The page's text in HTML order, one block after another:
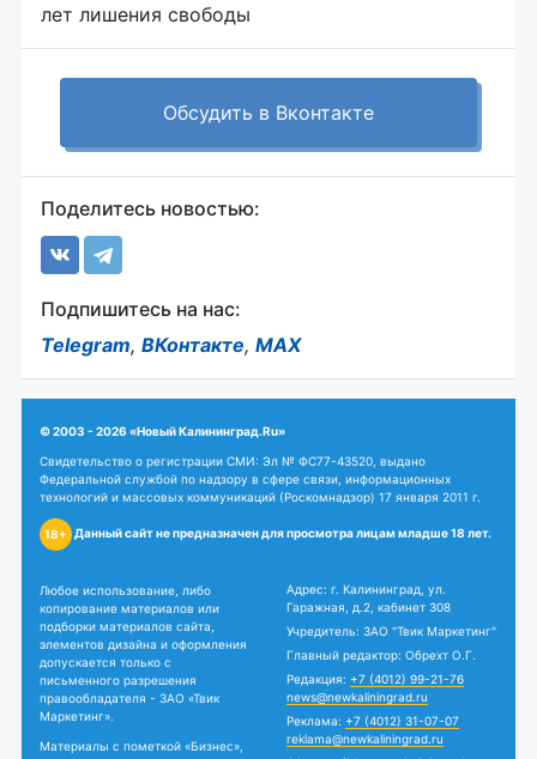
лет лишения свободы
Обсудить в Вконтакте
Поделитесь новостью:
Подпишитесь на нас:
Telegram, ВКонтакте, MAX
© 2003 - 2026 «Новый Калининград.Ru»
Свидетельство о регистрации СМИ: Эл № ФС77-43520, выдано
Федеральной службой по надзору в сфере связи, информационных
технологий и массовых коммуникаций (Роскомнадзор) 17 января 2011 г.
18+ Данный сайт не предназначен для просмотра лицам младше 18 лет.
Любое использование, либо
копирование материалов или
подборки материалов сайта,
элементов дизайна и оформления
допускается только с
письменного разрешения
правообладателя - ЗАО «Твик
Маркетинг».
Материалы с пометкой «Бизнес»,
Адрес: г. Калининград, ул.
Гаражная, д.2, кабинет 308
Учредитель: ЗАО "Твик Маркетинг"
Главный редактор: Обрехт О.Г.
Редакция: +7 (4012) 99-21-76
news@newkaliningrad.ru
Реклама: +7 (4012) 31-07-07
reklama@newkaliningrad.ru